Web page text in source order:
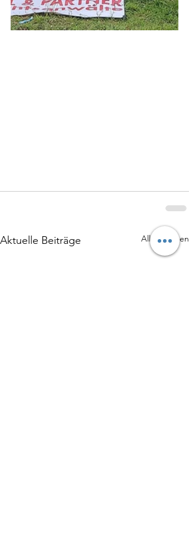
Aktuelle Beiträge Alle ansehen